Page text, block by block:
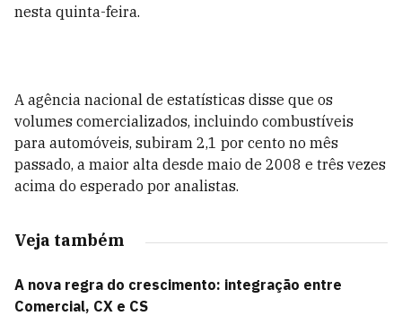
nesta quinta-feira.
A agência nacional de estatísticas disse que os
volumes comercializados, incluindo combustíveis
para automóveis, subiram 2,1 por cento no mês
passado, a maior alta desde maio de 2008 e três vezes
acima do esperado por analistas.
Veja também
A nova regra do crescimento: integração entre
Comercial, CX e CS